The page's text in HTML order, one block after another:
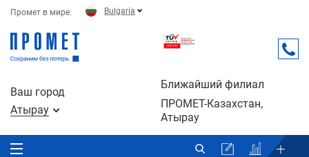
Промет в мире: Bulgaria
Ваш город
Атырау
Ближайший филиал
ПРОМЕТ-Казахстан,
Атырау